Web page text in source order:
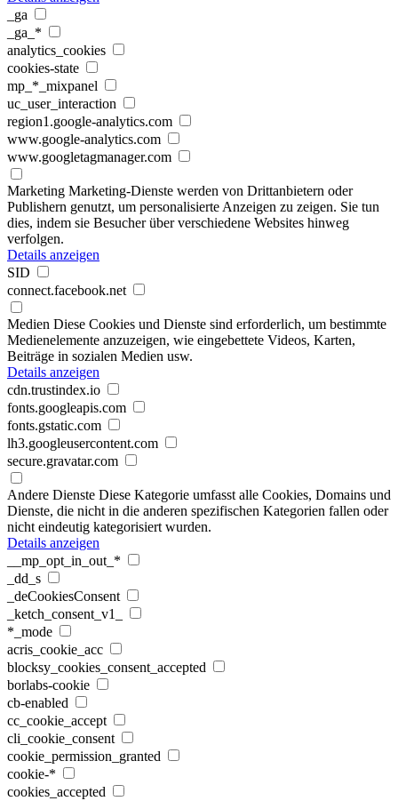
_ga
_ga_*
analytics_cookies
cookies-state
mp_*_mixpanel
uc_user_interaction
region1.google-analytics.com
www.google-analytics.com
www.googletagmanager.com
Marketing Marketing-Dienste werden von Drittanbietern oder
Publishern genutzt, um personalisierte Anzeigen zu zeigen. Sie tun
dies, indem sie Besucher über verschiedene Websites hinweg
verfolgen.
Details anzeigen
SID
connect.facebook.net
Medien Diese Cookies und Dienste sind erforderlich, um bestimmte
Medienelemente anzuzeigen, wie eingebettete Videos, Karten,
Beiträge in sozialen Medien usw.
Details anzeigen
cdn.trustindex.io
fonts.googleapis.com
fonts.gstatic.com
lh3.googleusercontent.com
secure.gravatar.com
Andere Dienste Diese Kategorie umfasst alle Cookies, Domains und
Dienste, die nicht in die anderen spezifischen Kategorien fallen oder
nicht eindeutig kategorisiert wurden.
Details anzeigen
__mp_opt_in_out_*
_dd_s
_deCookiesConsent
_ketch_consent_v1_
*_mode
acris_cookie_acc
blocksy_cookies_consent_accepted
borlabs-cookie
cb-enabled
cc_cookie_accept
cli_cookie_consent
cookie_permission_granted
cookie-*
cookies_accepted